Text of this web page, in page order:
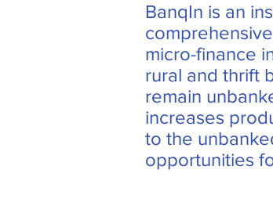
BanqIn is an
micro-finance
rural and thrift
remain
increases
to the
opportunities